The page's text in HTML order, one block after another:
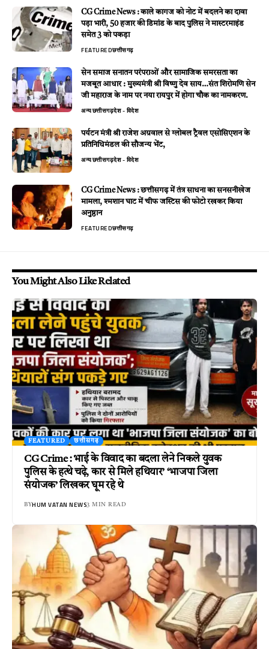
CG Crime News : काले कागज को नोट में बदलने का दावा
पड़ा भारी, 50 हजार की डिमांड के बाद पुलिस ने मास्टरमाइंड
समेत 3 को पकड़ा
FEATUREDछत्तीसगढ़
सेन समाज सनातन परंपराओं और सामाजिक समरसता का
मजबूत आधार : मुख्यमंत्री श्री विष्णु देव साय…संत शिरोमणि सेन
जी महाराज के नाम पर नया रायपुर में होगा चौक का नामकरण.
अन्यछत्तीसगढ़देश - विदेश
पर्यटन मंत्री श्री राजेश अग्रवाल से ग्लोबल ट्रैवल एसोसिएशन के
प्रतिनिधिमंडल की सौजन्य भेंट,
अन्यछत्तीसगढ़देश - विदेश
CG Crime News : छत्तीसगढ़ में तंत्र साधना का सनसनीखेज
मामला, श्मशान घाट में चीफ जस्टिस की फोटो रखकर किया
अनुष्ठान
FEATUREDछत्तीसगढ़
You Might Also Like Related
FEATURED छत्तीसगढ़
CG Crime : भाई के विवाद का बदला लेने निकले युवक
पुलिस के हत्थे चढ़े, कार से मिले हथियार’ ‘भाजपा जिला
संयोजक’ लिखकर घूम रहे थे
BYHUM VATAN NEWS3 MIN READ